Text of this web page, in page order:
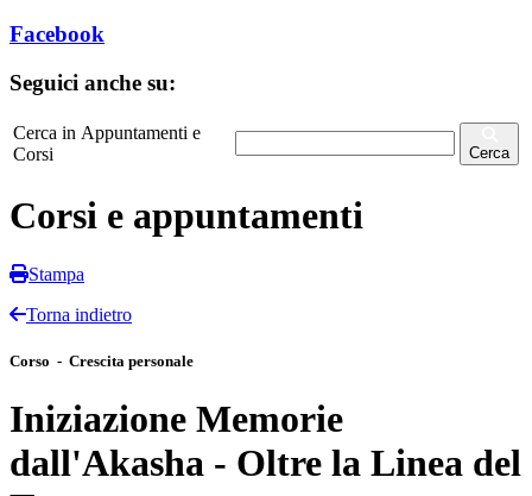
Facebook
Seguici anche su:
Cerca in Appuntamenti e
Corsi
Cerca
Corsi e appuntamenti
Stampa
Torna indietro
Corso - Crescita personale
Iniziazione Memorie
dall'Akasha - Oltre la Linea del